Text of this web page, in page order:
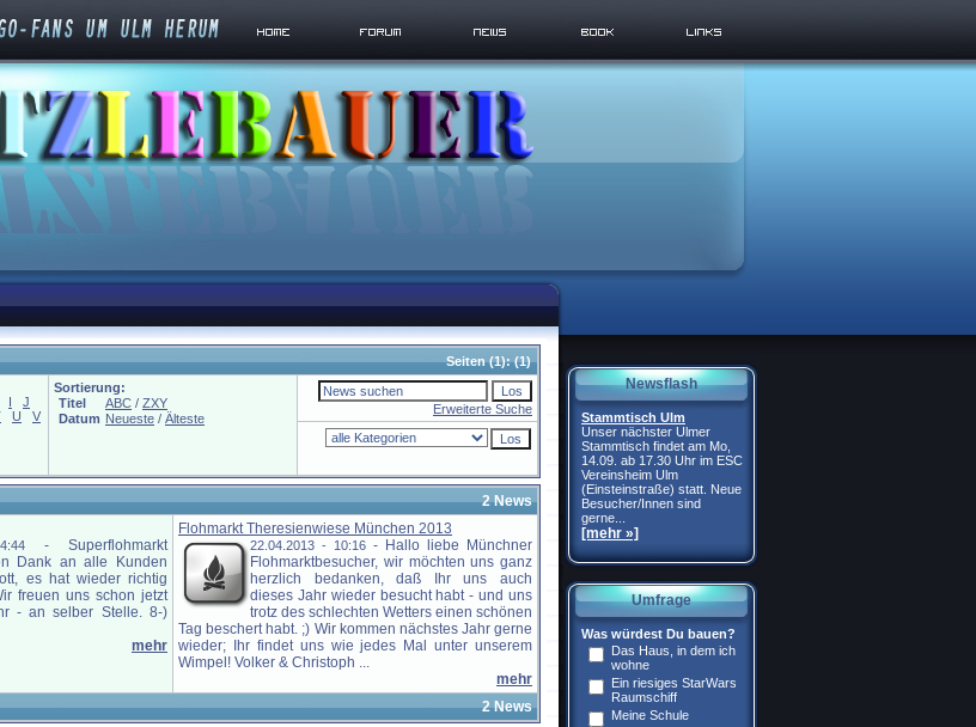
Seiten(1):(1)
I
J
U
V
Sortierung:
Titel
ABC / ZXY
Datum Neueste / Älteste
Erweiterte Suche
2 News
- Superflohmarkt
Dank an alle Kunden
es hat wieder richtig
freuen uns schon jetzt
- an selber Stelle. 8-)
mehr
Flohmarkt Theresienwiese München 2013
22.04.2013 - 10:16 - Hallo liebe Münchner
Flohmarktbesucher, wir möchten uns ganz
herzlich bedanken, daß Ihr uns auch
dieses Jahr wieder besucht habt - und uns
trotz des schlechten Wetters einen schönen
Tag beschert habt. ;) Wir kommen nächstes Jahr gerne
wieder; Ihr findet uns wie jedes Mal unter unserem
Wimpel! Volker & Christoph ...
mehr
2 News
Newsflash
Stammtisch Ulm
Unser nächster Ulmer
Stammtisch findet am Mo,
14.09. ab 17.30 Uhr im ESC
Vereinsheim Ulm
(Einsteinstraße) statt. Neue
Besucher/Innen sind
gerne...
[mehr »]
Umfrage
Was würdest Du bauen?
Das Haus, in dem ich
wohne
Ein riesiges StarWars
Raumschiff
Meine Schule